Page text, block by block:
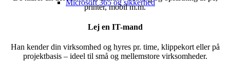
Microsoft 365 og sikkerhed
printer, mobil m.m.
Lej en IT-mand
Han kender din virksomhed og hyres pr. time, klippekort eller på
projektbasis – ideel til små og mellemstore virksomheder.